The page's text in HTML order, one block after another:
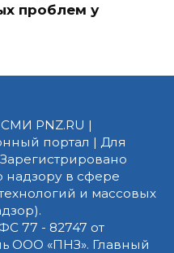
проблем у
PNZ.RU |
портал | Для
в сфере
и массовых
77 - 82747 от
ООО «ПНЗ». Главный